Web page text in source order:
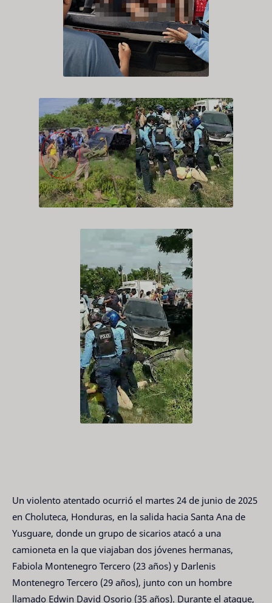
Un violento atentado ocurrió el martes 24 de junio de 2025
en Choluteca, Honduras, en la salida hacia Santa Ana de
Yusguare, donde un grupo de sicarios atacó a una
camioneta en la que viajaban dos jóvenes hermanas,
Fabiola Montenegro Tercero (23 años) y Darlenis
Montenegro Tercero (29 años), junto con un hombre
llamado Edwin David Osorio (35 años). Durante el ataque,